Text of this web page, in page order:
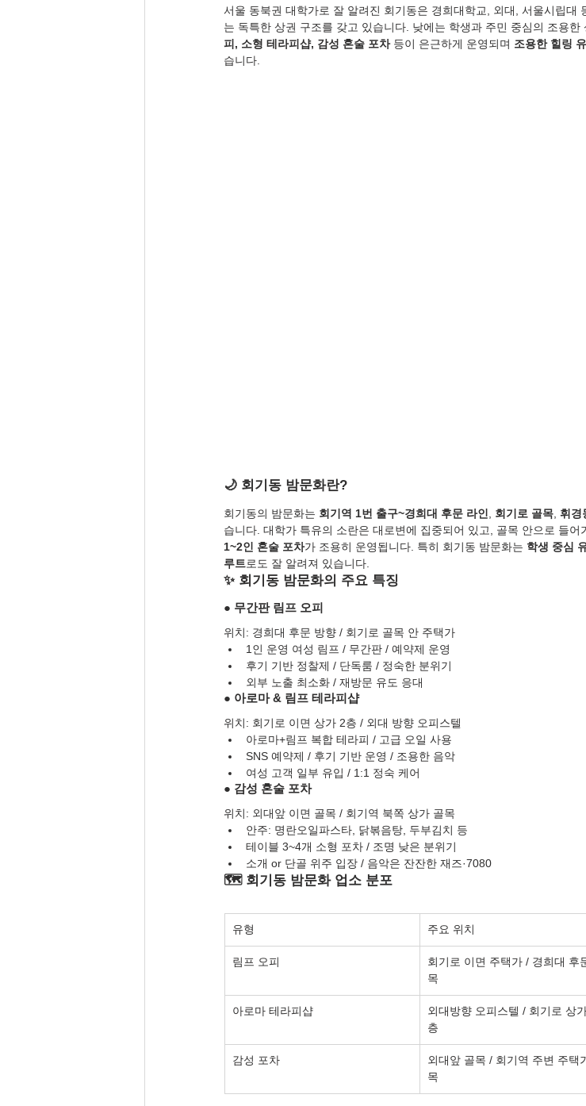
서울 동북권 대학가로 잘 알려진 회기동은 경희대학교, 외대, 서울시립대
는 독특한 상권 구조를 갖고 있습니다. 낮에는 학생과 주민 중심의 조용한
피, 소형 테라피샵, 감성 혼술 포차 등이 은근하게 운영되며 조용한 힐링
습니다.
🌙 회기동 밤문화란?
회기동의 밤문화는 회기역 1번 출구~경희대 후문 라인, 회기로 골목, 휘경
습니다. 대학가 특유의 소란은 대로변에 집중되어 있고, 골목 안으로 들어
1~2인 혼술 포차가 조용히 운영됩니다. 특히 회기동 밤문화는 학생 중심
루트로도 잘 알려져 있습니다.
✨ 회기동 밤문화의 주요 특징
● 무간판 림프 오피
위치: 경희대 후문 방향 / 회기로 골목 안 주택가
1인 운영 여성 림프 / 무간판 / 예약제 운영
후기 기반 정찰제 / 단독룸 / 정숙한 분위기
외부 노출 최소화 / 재방문 유도 응대
● 아로마 & 림프 테라피샵
위치: 회기로 이면 상가 2층 / 외대 방향 오피스텔
아로마+림프 복합 테라피 / 고급 오일 사용
SNS 예약제 / 후기 기반 운영 / 조용한 음악
여성 고객 일부 유입 / 1:1 정숙 케어
● 감성 혼술 포차
위치: 외대앞 이면 골목 / 회기역 북쪽 상가 골목
안주: 명란오일파스타, 닭볶음탕, 두부김치 등
테이블 3~4개 소형 포차 / 조명 낮은 분위기
소개 or 단골 위주 입장 / 음악은 잔잔한 재즈·7080
🗺️ 회기동 밤문화 업소 분포
유형 주요 위치
림프 오피
회기로 이면 주택가 / 경희대 후
목
아로마 테라피샵
외대방향 오피스텔 / 회기로 상
층
감성 포차
외대앞 골목 / 회기역 주변 주택
목